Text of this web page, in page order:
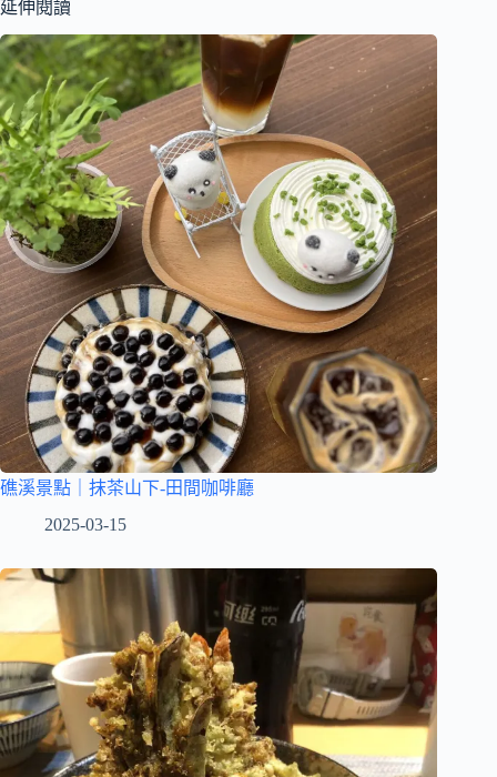
延伸閱讀
礁溪景點｜抹茶山下-田間咖啡廳
2025-03-15